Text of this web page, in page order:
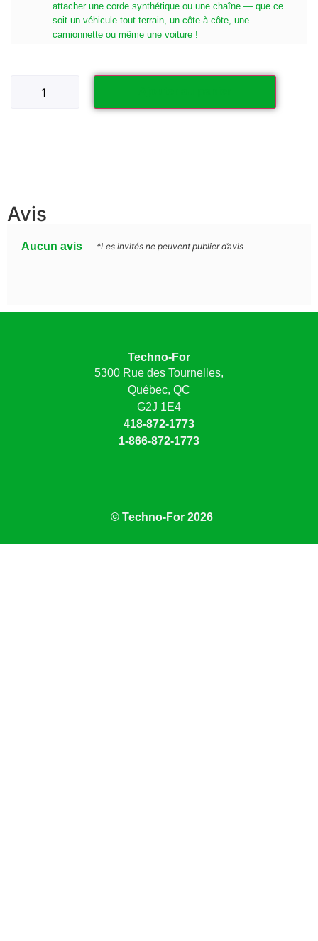
attacher une corde synthétique ou une chaîne — que ce
soit un véhicule tout-terrain, un côte-à-côte, une
camionnette ou même une voiture !
Avis
Aucun avis *Les invités ne peuvent publier d’avis
Techno-For
5300 Rue des Tournelles,
Québec, QC
G2J 1E4
418-872-1773
1-866-872-1773
© Techno-For 2026